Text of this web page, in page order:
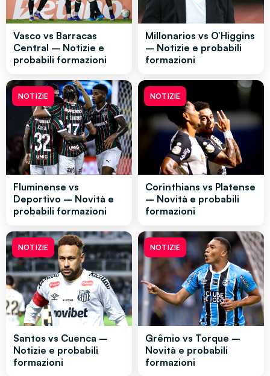
Vasco vs Barracas
Central – Notizie e
probabili formazioni
Millonarios vs O’Higgins
– Notizie e probabili
formazioni
NOTIZIE
Fluminense vs
Deportivo – Novità e
probabili formazioni
NOTIZIE
Corinthians vs Platense
– Novità e probabili
formazioni
NOTIZIE
Santos vs Cuenca –
Notizie e probabili
formazioni
NOTIZIE
Grêmio vs Torque –
Novità e probabili
formazioni